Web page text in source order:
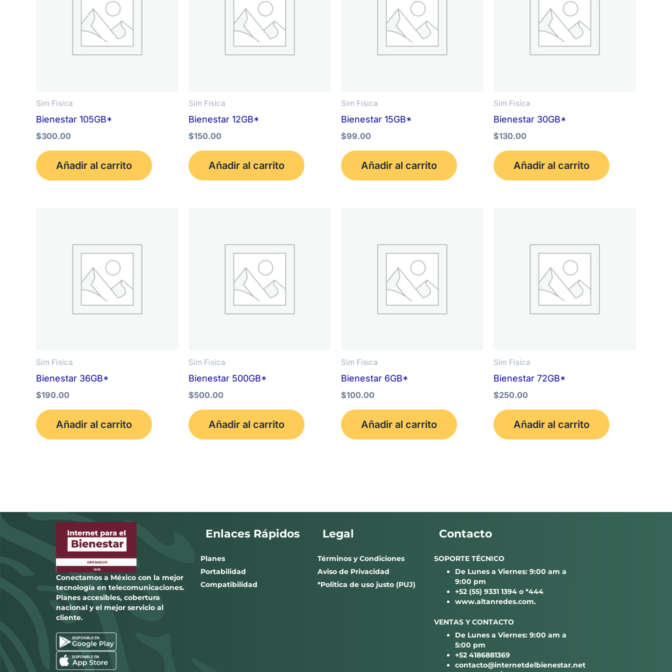
Sim Fisica
Bienestar 105GB*
$300.00
Añadir al carrito
Sim Fisica
Bienestar 12GB*
$150.00
Añadir al carrito
Sim Fisica
Bienestar 15GB*
$99.00
Añadir al carrito
Sim Fisica
Bienestar 30GB*
$130.00
Añadir al carrito
Sim Fisica
Bienestar 36GB*
$190.00
Añadir al carrito
Sim Fisica
Bienestar 500GB*
$500.00
Añadir al carrito
Sim Fisica
Bienestar 6GB*
$100.00
Añadir al carrito
Sim Fisica
Bienestar 72GB*
$250.00
Añadir al carrito
Conectamos a México con la mejor
tecnología en telecomunicaciones.
Planes accesibles, cobertura
nacional y el mejor servicio al
cliente.
Enlaces Rápidos
Planes
Portabilidad
Compatibilidad
Legal
Términos y Condiciones
Aviso de Privacidad
*Politica de uso justo (PUJ)
Contacto
SOPORTE TÉCNICO
De Lunes a Viernes: 9:00 am a
9:00 pm
+52 (55) 9331 1394 o *444
www.altanredes.com.
VENTAS Y CONTACTO
De Lunes a Viernes: 9:00 am a
5:00 pm
+52 4186881369
contacto@internetdelbienestar.net